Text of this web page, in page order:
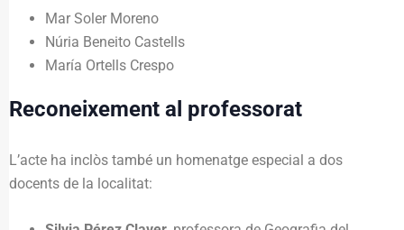
Mar Soler Moreno
Núria Beneito Castells
María Ortells Crespo
Reconeixement al professorat
L’acte ha inclòs també un homenatge especial a dos
docents de la localitat: